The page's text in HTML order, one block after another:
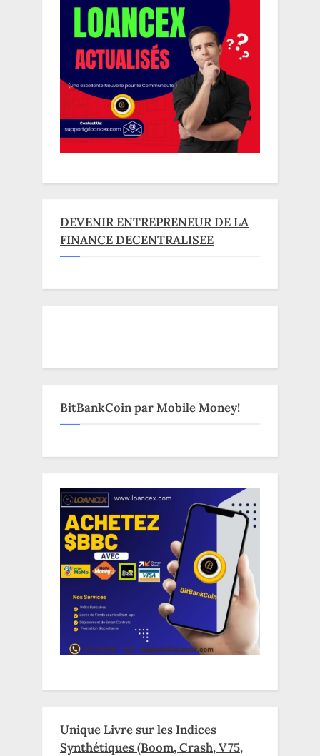
DEVENIR ENTREPRENEUR DE LA
FINANCE DECENTRALISEE
BitBankCoin par Mobile Money!
Unique Livre sur les Indices
Synthétiques (Boom, Crash, V75,